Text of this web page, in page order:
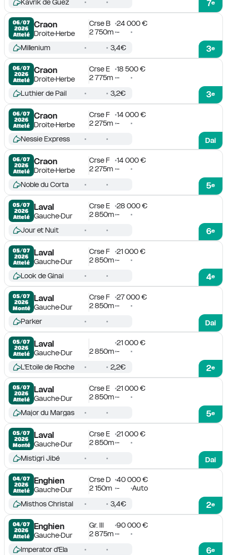
7e
Kavrik de Guez
06/07
2026
Attelé
Craon
DroiteHerbe
Crse B
24 000 €
2 750m -
3e
Millenium 3,4€
06/07
2026
Attelé
Craon
DroiteHerbe
Crse E
18 500 €
2 775m -
3e
Luthier de Pail 3,2€
06/07
2026
Attelé
Craon
DroiteHerbe
Crse F
14 000 €
2 275m -
Dai
Nessie Express
06/07
2026
Attelé
Craon
DroiteHerbe
Crse F
14 000 €
2 275m -
5e
Noble du Corta
05/07
2026
Attelé
Laval
GaucheDur
Crse E
28 000 €
2 850m -
6e
Jour et Nuit
05/07
2026
Attelé
Laval
GaucheDur
Crse F
21 000 €
2 850m -
4e
Look de Ginai
05/07
2026
Monté
Laval
GaucheDur
Crse F
27 000 €
2 850m -
Dai
Parker
05/07
2026
Attelé
Laval
GaucheDur
21 000 €
2 850m -
2e
L'Etoile de Roche 2,2€
05/07
2026
Attelé
Laval
GaucheDur
Crse E
21 000 €
2 850m -
5e
Major du Margas
05/07
2026
Monté
Laval
GaucheDur
Crse E
21 000 €
2 850m -
Dai
Mistigri Jibé
04/07
2026
Attelé
Enghien
GaucheDur
Crse D
40 000 €
2 150m - Auto
2e
Misthos Christal 3,4€
04/07
2026
Attelé
Enghien
GaucheDur
Gr. III
90 000 €
2 875m -
6e
Imperator d'Ela